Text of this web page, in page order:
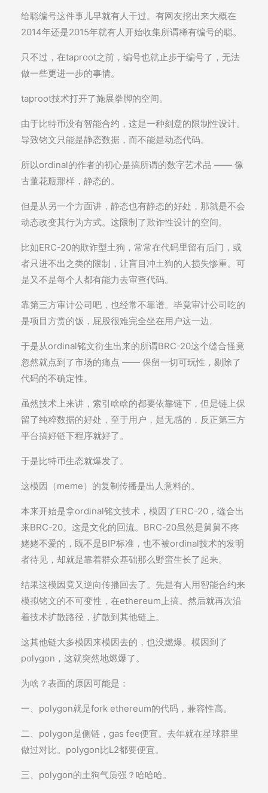
给聪编号这件事儿早就有人干过。有网友挖出来大概在
2014年还是2015年就有人开始收集所谓稀有编号的聪。
只不过，在taproot之前，编号也就止步于编号了，无法
做一些更进一步的事情。
taproot技术打开了施展拳脚的空间。
由于比特币没有智能合约，这是一种刻意的限制性设计。
导致铭文只能是静态数据，而不能是动态代码。
所以ordinal的作者的初心是搞所谓的数字艺术品 —— 像
古董花瓶那样，静态的。
但是从另一个方面讲，静态也有静态的好处，那就是不会
动态改变其行为方式。这限制了欺诈性设计的空间。
比如ERC-20的欺诈型土狗，常常在代码里留有后门，或
者只进不出之类的限制，让盲目冲土狗的人损失惨重。可
是又不是每个人都有能力去审查代码。
靠第三方审计公司吧，也经常不靠谱。毕竟审计公司吃的
是项目方赏的饭，屁股很难完全坐在用户这一边。
于是从ordinal铭文衍生出来的所谓BRC-20这个缝合怪竟
忽然就点到了市场的痛点 —— 保留一切可玩性，剔除了
代码的不确定性。
虽然技术上来讲，索引啥啥的都要依靠链下，但是链上保
留了纯粹数据的好处，至于用户，是无感的，反正第三方
平台搞好链下程序就好了。
于是比特币生态就爆发了。
这模因（meme）的复制传播是出人意料的。
本来开始是拿ordinal铭文技术，模因了ERC-20，缝合出
来BRC-20。这是文化的回流。BRC-20虽然是舅舅不疼
姥姥不爱的，既不是BIP标准，也不被ordinal技术的发明
者待见，却就是靠着群众基础那么野蛮生长了起来。
结果这模因竟又逆向传播回去了。先是有人用智能合约来
模拟铭文的不可变性，在ethereum上搞。然后就再次沿
着技术扩散路径，扩散到其他链上。
这其他链大多模因来模因去的，也没燃爆。模因到了
polygon，这就突然地燃爆了。
为啥？表面的原因可能是：
一、polygon就是fork ethereum的代码，兼容性高。
二、polygon是侧链，gas fee便宜。去年就在星球群里
做过对比。polygon比L2都要便宜。
三、polygon的土狗气质强？哈哈哈。